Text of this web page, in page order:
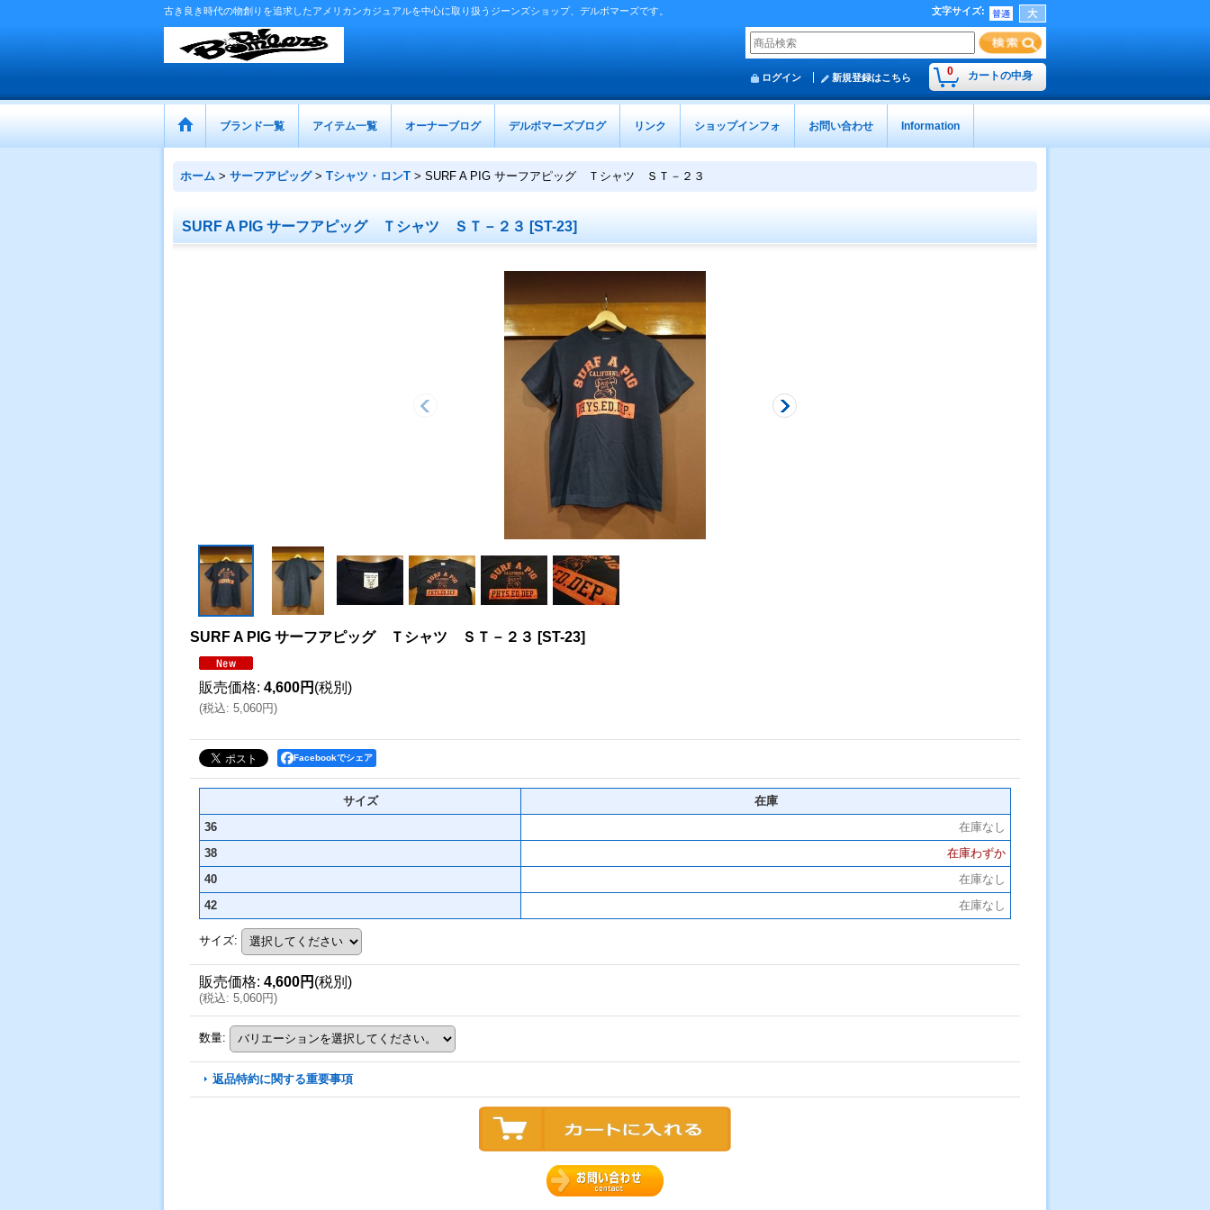
古き良き時代の物創りを追求したアメリカンカジュアルを中心に取り扱うジーンズショップ、デルボマーズです。 文字サイズ:
0 カートの中身
ログイン 新規登録はこちら
ブランド一覧 アイテム一覧 オーナーブログ デルボマーズブログ リンク ショップインフォ お問い合わせ Information
ホーム > サーフアピッグ > Tシャツ・ロンT > SURF A PIG サーフアピッグ Ｔシャツ ＳＴ－２３
SURF A PIG サーフアピッグ Ｔシャツ ＳＴ－２３ [ST-23]
SURF A PIG サーフアピッグ Ｔシャツ ＳＴ－２３ [ST-23]
販売価格: 4,600円 (税別)
(税込: 5,060円)
Facebookでシェア
サイズ
在庫
36
在庫なし
38
在庫わずか
40
在庫なし
42
在庫なし
サイズ:
販売価格: 4,600円 (税別)
(税込: 5,060円)
数量:
返品特約に関する重要事項